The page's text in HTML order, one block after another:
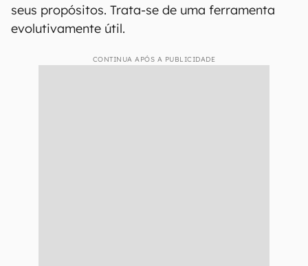
seus propósitos. Trata-se de uma ferramenta
evolutivamente útil.
CONTINUA APÓS A PUBLICIDADE